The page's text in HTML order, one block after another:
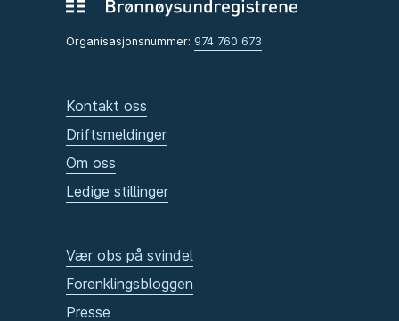
Organisasjonsnummer: 974 760 673
Kontakt oss
Driftsmeldinger
Om oss
Ledige stillinger
Vær obs på svindel
Forenklingsbloggen
Presse